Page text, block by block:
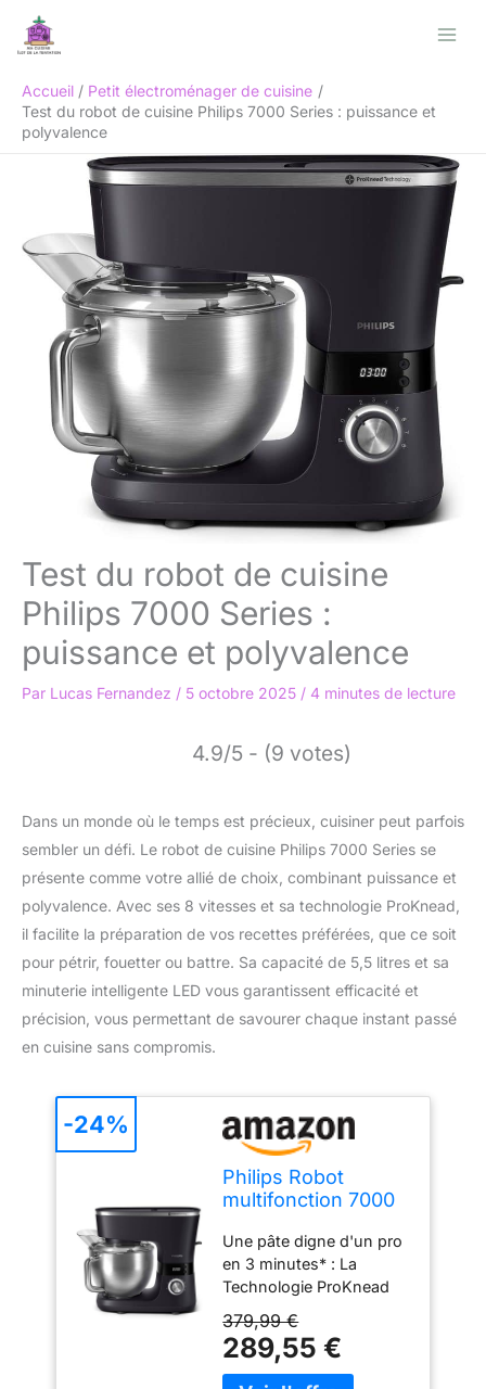
Accueil
Petit électroménager de cuisine
Test du robot de cuisine Philips 7000 Series : puissance et
polyvalence
Test du robot de cuisine
Philips 7000 Series :
puissance et polyvalence
Par Lucas Fernandez / 5 octobre 2025 / 4 minutes de lecture
4.9/5 - (9 votes)
Dans un monde où le temps est précieux, cuisiner peut parfois
sembler un défi. Le robot de cuisine Philips 7000 Series se
présente comme votre allié de choix, combinant puissance et
polyvalence. Avec ses 8 vitesses et sa technologie ProKnead,
il facilite la préparation de vos recettes préférées, que ce soit
pour pétrir, fouetter ou battre. Sa capacité de 5,5 litres et sa
minuterie intelligente LED vous garantissent efficacité et
précision, vous permettant de savourer chaque instant passé
en cuisine sans compromis.
Philips Robot
multifonction 7000
vitesses, 5,5L
Une pâte digne d'un pro
en 3 minutes* : La
Technologie ProKnead
imite le mouvement de la
main en pétrissant et en
étirant la pâte
simultanément Recettes
379,99 €
289,55 €
-24%
Rechercher